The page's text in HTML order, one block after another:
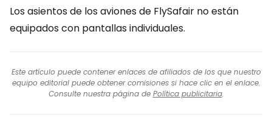
Los asientos de los aviones de FlySafair no están
equipados con pantallas individuales.
Este artículo puede contener enlaces de afiliados de los que nuestro
equipo editorial puede obtener comisiones si hace clic en el enlace.
Consulte nuestra página de Política publicitaria.